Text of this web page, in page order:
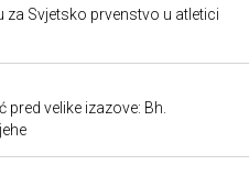
za Svjetsko prvenstvo u atletici
velike izazove: Bh.